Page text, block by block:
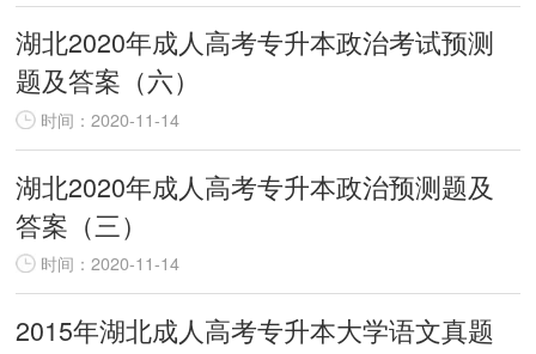
湖北2020年成人高考专升本政治考试预测
题及答案（六）
时间：2020-11-14
湖北2020年成人高考专升本政治预测题及
答案（三）
时间：2020-11-14
2015年湖北成人高考专升本大学语文真题